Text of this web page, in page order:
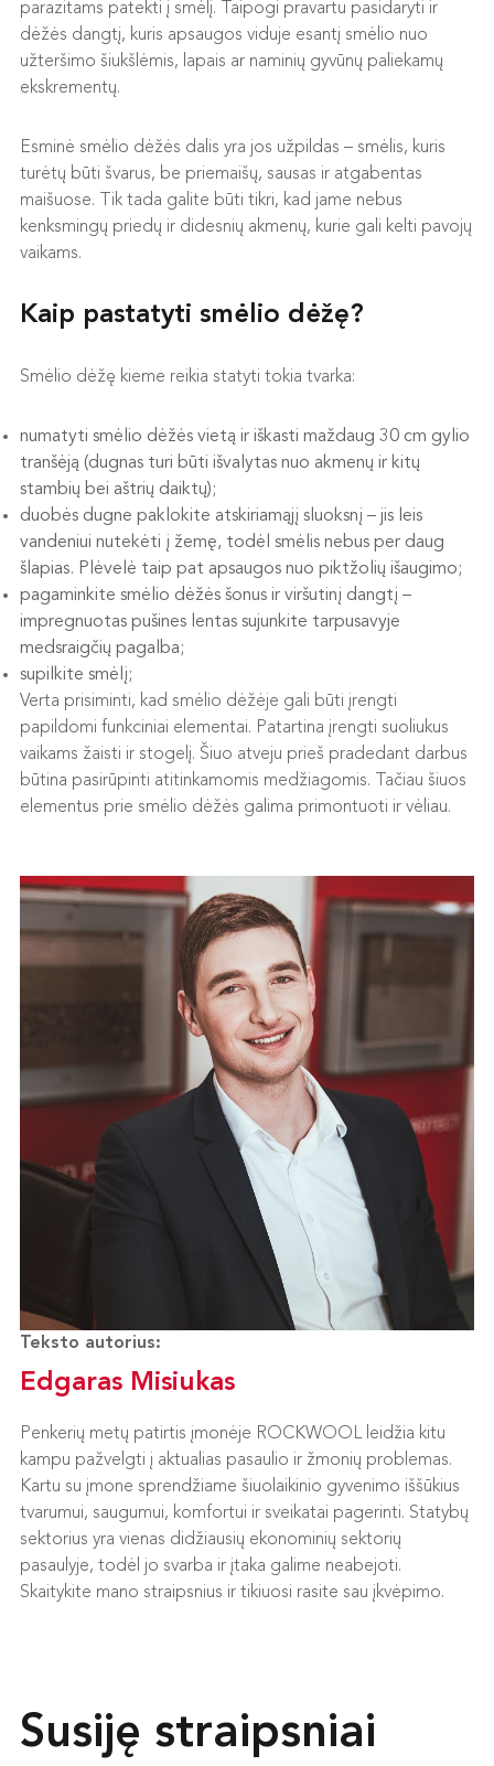
parazitams patekti į smėlį. Taipogi pravartu pasidaryti ir
dėžės dangtį, kuris apsaugos viduje esantį smėlio nuo
užteršimo šiukšlėmis, lapais ar naminių gyvūnų paliekamų
ekskrementų.
Esminė smėlio dėžės dalis yra jos užpildas – smėlis, kuris
turėtų būti švarus, be priemaišų, sausas ir atgabentas
maišuose. Tik tada galite būti tikri, kad jame nebus
kenksmingų priedų ir didesnių akmenų, kurie gali kelti pavojų
vaikams.
Kaip pastatyti smėlio dėžę?
Smėlio dėžę kieme reikia statyti tokia tvarka:
numatyti smėlio dėžės vietą ir iškasti maždaug 30 cm gylio
tranšėją (dugnas turi būti išvalytas nuo akmenų ir kitų
stambių bei aštrių daiktų);
duobės dugne paklokite atskiriamąjį sluoksnį – jis leis
vandeniui nutekėti į žemę, todėl smėlis nebus per daug
šlapias. Plėvelė taip pat apsaugos nuo piktžolių išaugimo;
pagaminkite smėlio dėžės šonus ir viršutinį dangtį –
impregnuotas pušines lentas sujunkite tarpusavyje
medsraigčių pagalba;
supilkite smėlį;
Verta prisiminti, kad smėlio dėžėje gali būti įrengti
papildomi funkciniai elementai. Patartina įrengti suoliukus
vaikams žaisti ir stogelį. Šiuo atveju prieš pradedant darbus
būtina pasirūpinti atitinkamomis medžiagomis. Tačiau šiuos
elementus prie smėlio dėžės galima primontuoti ir vėliau.
Teksto autorius:
Edgaras Misiukas
Penkerių metų patirtis įmonėje ROCKWOOL leidžia kitu
kampu pažvelgti į aktualias pasaulio ir žmonių problemas.
Kartu su įmone sprendžiame šiuolaikinio gyvenimo iššūkius
tvarumui, saugumui, komfortui ir sveikatai pagerinti. Statybų
sektorius yra vienas didžiausių ekonominių sektorių
pasaulyje, todėl jo svarba ir įtaka galime neabejoti.
Skaitykite mano straipsnius ir tikiuosi rasite sau įkvėpimo.
Susiję straipsniai